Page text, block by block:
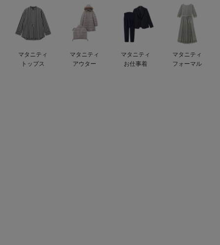
ハレの日に着るANGELIEBEのセレモニー
買って正解！高評価レビューアイテム
親子コーデ｜ママとベビーにおすすめ！
マタニティ
トップス
マタニティ
アウター
マタニティ
お仕事着
マタニティ
フォーマル